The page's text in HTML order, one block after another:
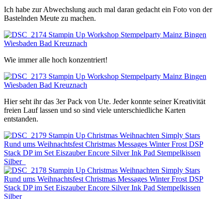
Ich habe zur Abwechslung auch mal daran gedacht ein Foto von der
Bastelnden Meute zu machen.
Wie immer alle hoch konzentriert!
Hier seht ihr das 3er Pack von Ute. Jeder konnte seiner Kreativität
freien Lauf lassen und so sind viele unterschiedliche Karten
entstanden.